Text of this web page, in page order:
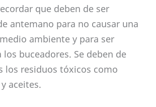
que deben de ser
antemano para no causar una
ambiente y para ser
los buceadores. Se deben de
los residuos tóxicos como
aceites.